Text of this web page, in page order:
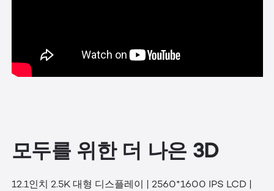
모두를 위한 더 나은 3D
12.1인치 2.5K 대형 디스플레이 | 2560*1600 IPS LCD |